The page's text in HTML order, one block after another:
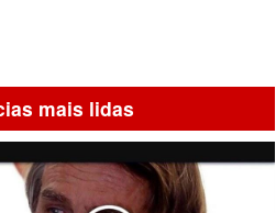
mais lidas